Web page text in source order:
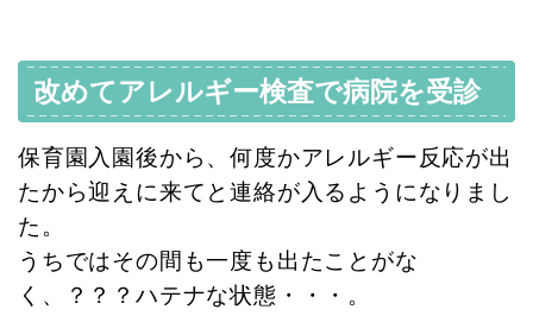
改めてアレルギー検査で病院を受診
保育園入園後から、何度かアレルギー反応が出
たから迎えに来てと連絡が入るようになりまし
た。
うちではその間も一度も出たことがな
く、？？？ハテナな状態・・・。